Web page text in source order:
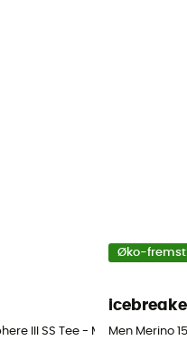
III SS Tee - Merino-shirt -
Øko-
Men Merino